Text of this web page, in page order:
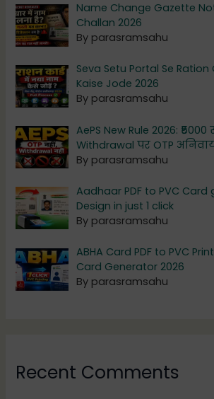
Name Change Gazette
Challan 2026
By parasramsahu
Seva Setu Portal Se
Kaise Jode 2026
By parasramsahu
AePS New Rule 2026:
Withdrawal पर OTP अनिवार्य
By parasramsahu
Aadhaar PDF to PVC
Design in just 1 click
By parasramsahu
ABHA Card PDF to PVC
Card Generator 2026
By parasramsahu
Recent Comments